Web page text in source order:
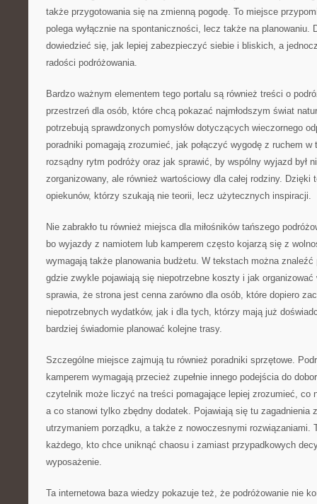
także przygotowania się na zmienną pogodę. To miejsce
polega wyłącznie na spontaniczności, lecz także na planowaniu.
dowiedzieć się, jak lepiej zabezpieczyć siebie i bliskich, a
radości podróżowania.
Bardzo ważnym elementem tego portalu są również treści o
przestrzeń dla osób, które chcą pokazać najmłodszym świat
potrzebują sprawdzonych pomysłów dotyczących wieczornego
poradniki pomagają zrozumieć, jak połączyć wygodę z ruchem w
rozsądny rytm podróży oraz jak sprawić, by wspólny wyjazd był
zorganizowany, ale również wartościowy dla całej rodziny. Dzięki
opiekunów, którzy szukają nie teorii, lecz użytecznych inspiracji.
Nie zabrakło tu również miejsca dla miłośników tańszego
bo wyjazdy z namiotem lub kamperem często kojarzą się z
wymagają także planowania budżetu. W tekstach można
gdzie zwykle pojawiają się niepotrzebne koszty i jak
sprawia, że strona jest cenna zarówno dla osób, które dopiero
niepotrzebnych wydatków, jak i dla tych, którzy mają już
bardziej świadomie planować kolejne trasy.
Szczególne miejsce zajmują tu również poradniki sprzętowe.
kamperem wymagają przecież zupełnie innego podejścia do
czytelnik może liczyć na treści pomagające lepiej zrozumieć, co
a co stanowi tylko zbędny dodatek. Pojawiają się tu zagadnienia
utrzymaniem porządku, a także z nowoczesnymi rozwiązaniami.
każdego, kto chce uniknąć chaosu i zamiast przypadkowych
wyposażenie.
Ta internetowa baza wiedzy pokazuje też, że podróżowanie nie